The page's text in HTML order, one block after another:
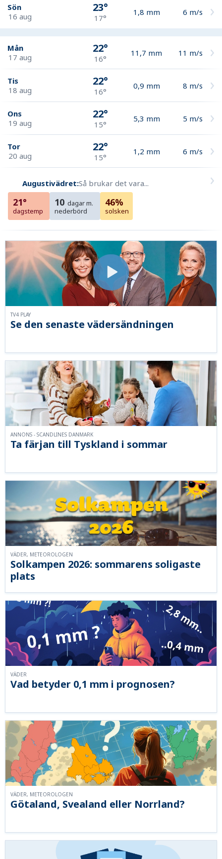
Sön
16 aug
23°
17°
1,8 mm 6 m/s
Mån
17 aug
22°
16°
11,7 mm 11 m/s
Tis
18 aug
22°
16°
0,9 mm 8 m/s
Ons
19 aug
22°
15°
5,3 mm 5 m/s
Tor
20 aug
22°
15°
1,2 mm 6 m/s
Augustivädret:Så brukar det vara...
21°
dagstemp
10 dagar m.
nederbörd
46%
solsken
Se den senaste vädersändningen
TV4 PLAY
Ta färjan till Tyskland i sommar
ANNONS - SCANDLINES DANMARK
Solkampen 2026: sommarens soligaste
plats
VÄDER, METEOROLOGEN
Vad betyder 0,1 mm i prognosen?
VÄDER
Götaland, Svealand eller Norrland?
VÄDER, METEOROLOGEN